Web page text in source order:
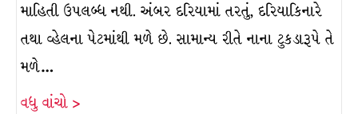
માહિતી ઉપલબ્ધ નથી. અંબર દરિયામાં તરતું, દરિયાકિનારે
તથા વ્હેલના પેટમાંથી મળે છે. સામાન્ય રીતે નાના ટુકડારૂપે તે
મળે…
વધુ વાંચો >